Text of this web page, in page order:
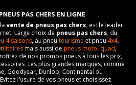
PAS CHERS EN LIGNE
vente de pneus pas chers, est le leader
Large choix de pneus pas chers, du
4 saisons, au pneu tourisme et pneu 4x4,
mais aussi de pneus moto, quad,
de nos promos pneus à tous les prix,
Les plus grandes marques, comme
Goodyear, Dunlop, Continental ou
l'usure de vos pneus et choisissez